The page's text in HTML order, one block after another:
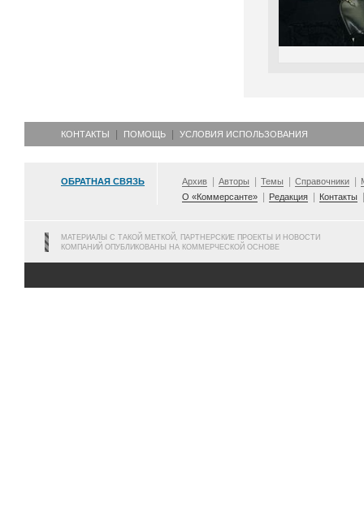
КОНТАКТЫ ПОМОЩЬ УСЛОВИЯ ИСПОЛЬЗОВАНИЯ
ОБРАТНАЯ СВЯЗЬ Архив Авторы Темы Справочники
О «Коммерсанте»
Редакция Контакты
МАТЕРИАЛЫ С ТАКОЙ МЕТКОЙ, ПАРТНЕРСКИЕ ПРОЕКТЫ И НОВОСТИ
КОМПАНИЙ ОПУБЛИКОВАНЫ НА КОММЕРЧЕСКОЙ ОСНОВЕ